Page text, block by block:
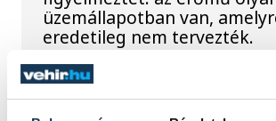
üzemállapotban van,
eredetileg nem tervezték.
A Tisza-frakció